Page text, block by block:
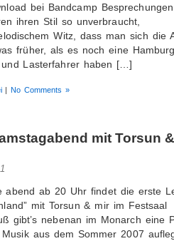
bei Bandcamp
ihren Stil so unverbraucht,
Witz, dass man sich die
früher, als es noch eine
Lasterfahrer haben […]
| No Comments »
mit Torsun
abend ab 20 Uhr findet die erste
mit Torsun & mir im Festsaal
gibt’s nebenan im Monarch eine
aus dem Sommer 2007